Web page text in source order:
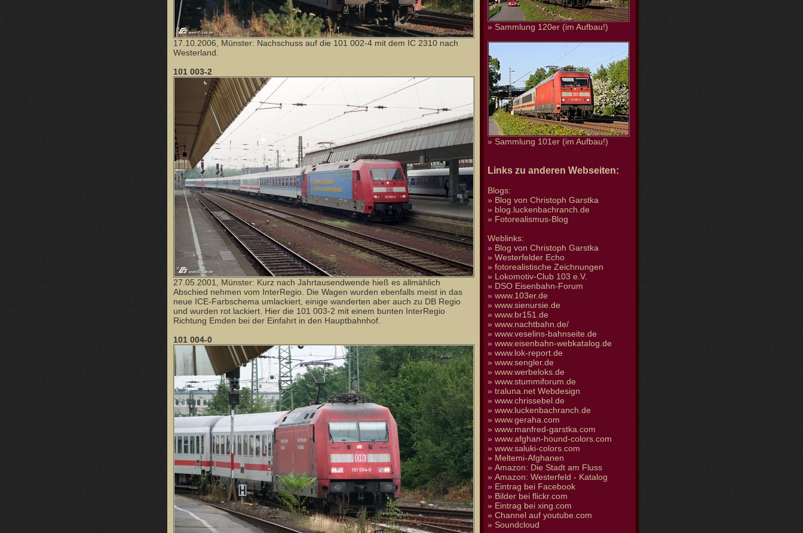
» Sammlung 120er (im Aufbau!)
» Sammlung 101er (im Aufbau!)
Links zu anderen Webseiten:
Blogs:
» Blog von Christoph Garstka
» blog.luckenbachranch.de
» Fotorealismus-Blog
Weblinks:
» Blog von Christoph Garstka
» Westerfelder Echo
» fotorealistische Zeichnungen
» Lokomotiv-Club 103 e.V.
» DSO Eisenbahn-Forum
» www.103er.de
» www.sienursie.de
» www.br151.de
» www.nachtbahn.de/
» www.veselins-bahnseite.de
» www.eisenbahn-webkatalog.de
» www.lok-report.de
» www.sengler.de
» www.werbeloks.de
» www.stummiforum.de
» traluna.net Webdesign
» www.chrissebel.de
» www.luckenbachranch.de
» www.geraha.com
» www.manfred-garstka.com
» www.afghan-hound-colors.com
» www.saluki-colors.com
» Meltemi-Afghanen
» Amazon: Die Stadt am Fluss
» Amazon: Westerfeld - Katalog
» Eintrag bei Facebook
» Bilder bei flickr.com
» Eintrag bei xing.com
» Channel auf youtube.com
» Soundcloud
17.10.2006, Münster: Nachschuss auf die 101 002-4 mit dem IC 2310 nach
Westerland.
101 003-2
27.05.2001, Münster: Kurz nach Jahrtausendwende hieß es allmählich
Abschied nehmen vom InterRegio. Die Wagen wurden ebenfalls meist in das
neue ICE-Farbschema umlackiert, einige wanderten aber auch zu DB Regio
und wurden rot lackiert. Hier die 101 003-2 mit einem bunten InterRegio
Richtung Emden bei der Einfahrt in den Hauptbahnhof.
101 004-0